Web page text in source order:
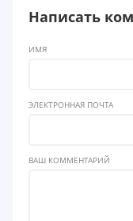
Написать
ИМЯ
ЭЛЕКТРОННАЯ ПОЧТА
ВАШ КОММЕНТАРИЙ